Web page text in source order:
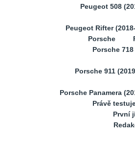
Peugeot 508
Peugeot Rifter
Porsche
Porsche
Porsche 911
Porsche Panamera
Právě
První